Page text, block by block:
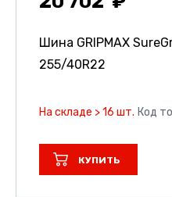
Шина GRIPMAX
255/40R22
На складе > 16 шт. Код
КУПИТЬ